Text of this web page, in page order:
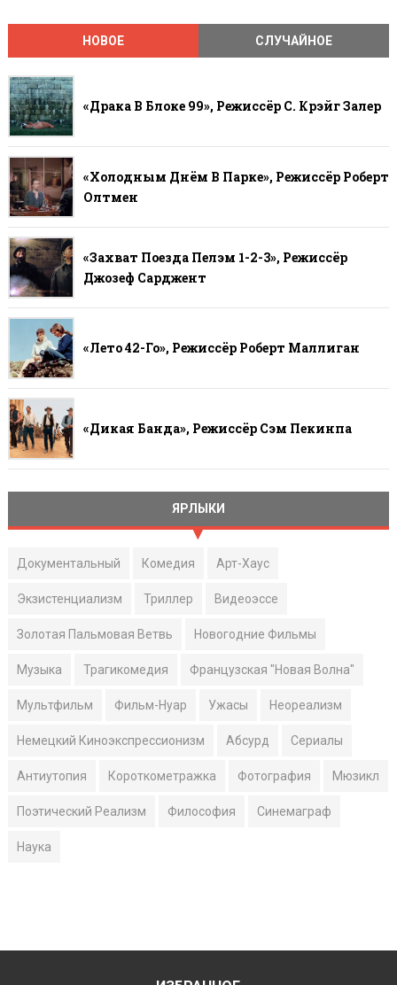
НОВОЕ СЛУЧАЙНОЕ
«Драка В Блоке 99», Режиссёр С. Крэйг Залер
«Холодным Днём В Парке», Режиссёр Роберт
Олтмен
«Захват Поезда Пелэм 1-2-3», Режиссёр
Джозеф Сарджент
«Лето 42-Го», Режиссёр Роберт Маллиган
«Дикая Банда», Режиссёр Сэм Пекинпа
ЯРЛЫКИ
Документальный Комедия Арт-Хаус
Экзистенциализм Триллер Видеоэссе
Золотая Пальмовая Ветвь Новогодние Фильмы
Музыка Трагикомедия Французская "Новая Волна"
Мультфильм Фильм-Нуар Ужасы Неореализм
Немецкий Киноэкспрессионизм Абсурд Сериалы
Антиутопия Короткометражка Фотография Мюзикл
Поэтический Реализм Философия Синемаграф
Наука